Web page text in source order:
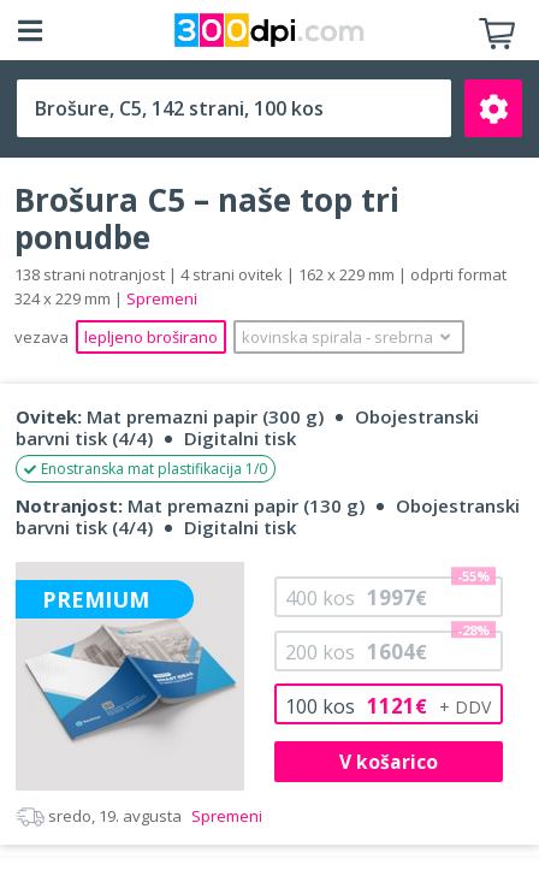
C5 (162 x 229 mm)
Išči
Brošura C5 – naše top tri
ponudbe
138 strani notranjost | 4 strani ovitek | 162 x 229 mm | odprti format
324 x 229 mm | Spremeni
vezava
lepljeno broširano kovinska spirala ‐ srebrna
Ovitek: Mat premazni papir (300 g)
Obojestranski
barvni tisk (4/4)
Digitalni tisk
Enostranska mat plastifikacija 1/0
Notranjost: Mat premazni papir (130 g)
Obojestranski
barvni tisk (4/4)
Digitalni tisk
PREMIUM
100 kos 1121€
200 kos 1604€
-28%
400 kos 1997€
-55%
V košarico
sredo, 19. avgusta Spremeni